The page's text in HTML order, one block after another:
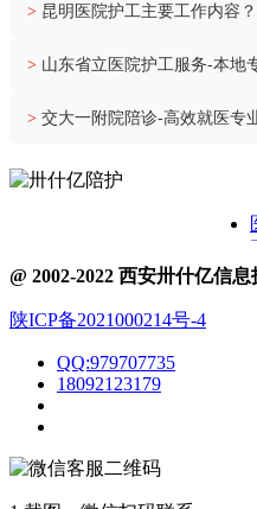
> 昆明医院护工主要工作内容？
> 山东省立医院护工服务-本地
> 交大一附院陪诊-高效就医专
@ 2002-2022 西安卅什亿信息
陕ICP备2021000214号-4
QQ:979707735
18092123179